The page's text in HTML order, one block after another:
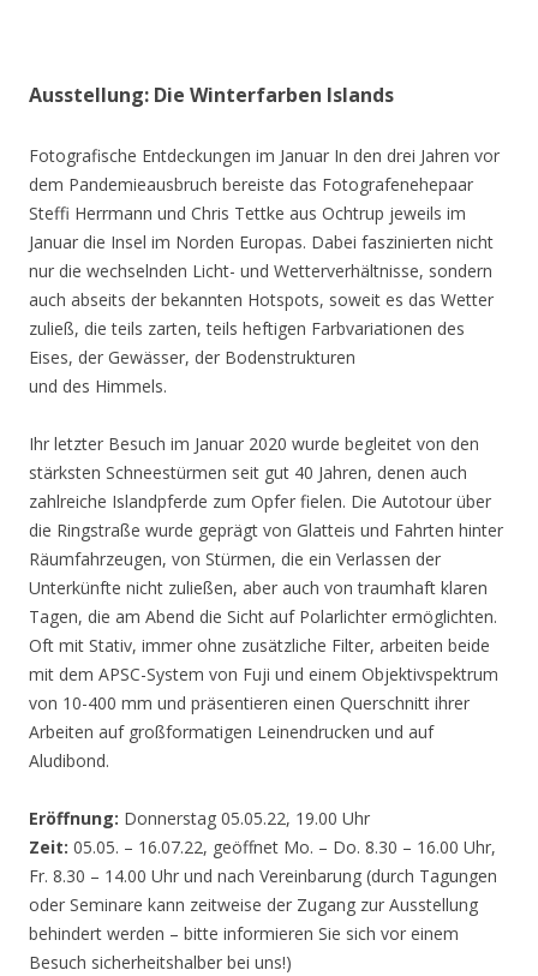
Ausstellung: Die Winterfarben Islands
Fotografische Entdeckungen im Januar In den drei Jahren vor
dem Pandemieausbruch bereiste das Fotografenehepaar
Steffi Herrmann und Chris Tettke aus Ochtrup jeweils im
Januar die Insel im Norden Europas. Dabei faszinierten nicht
nur die wechselnden Licht- und Wetterverhältnisse, sondern
auch abseits der bekannten Hotspots, soweit es das Wetter
zuließ, die teils zarten, teils heftigen Farbvariationen des
Eises, der Gewässer, der Bodenstrukturen
und des Himmels.
Ihr letzter Besuch im Januar 2020 wurde begleitet von den
stärksten Schneestürmen seit gut 40 Jahren, denen auch
zahlreiche Islandpferde zum Opfer fielen. Die Autotour über
die Ringstraße wurde geprägt von Glatteis und Fahrten hinter
Räumfahrzeugen, von Stürmen, die ein Verlassen der
Unterkünfte nicht zuließen, aber auch von traumhaft klaren
Tagen, die am Abend die Sicht auf Polarlichter ermöglichten.
Oft mit Stativ, immer ohne zusätzliche Filter, arbeiten beide
mit dem APSC-System von Fuji und einem Objektivspektrum
von 10-400 mm und präsentieren einen Querschnitt ihrer
Arbeiten auf großformatigen Leinendrucken und auf
Aludibond.
Eröffnung: Donnerstag 05.05.22, 19.00 Uhr
Zeit: 05.05. – 16.07.22, geöffnet Mo. – Do. 8.30 – 16.00 Uhr,
Fr. 8.30 – 14.00 Uhr und nach Vereinbarung (durch Tagungen
oder Seminare kann zeitweise der Zugang zur Ausstellung
behindert werden – bitte informieren Sie sich vor einem
Besuch sicherheitshalber bei uns!)